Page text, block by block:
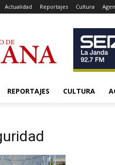
Actualidad Reportajes Cultura
REPORTAJES CULTURA